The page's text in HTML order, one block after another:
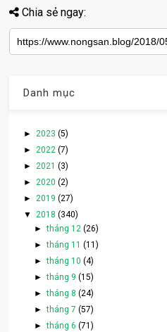
Chia sẻ ngay:
Danh mục
►2023(5)
►2022(7)
►2021(3)
►2020(2)
►2019(27)
▼2018(340)
►tháng 12 (26)
►tháng 11 (11)
►tháng 10 (4)
►tháng 9 (15)
►tháng 8 (24)
►tháng 7 (57)
►tháng 6 (71)